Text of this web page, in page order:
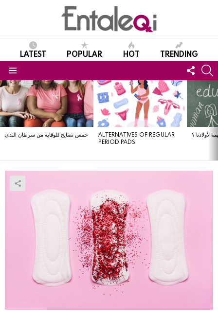
LATEST POPULAR HOT TRENDING
US
LATEST
STORIES
خمس نصايح للوقاية من سرطان الثدي
ALTERNATIVES OF REGULAR
PERIOD PADS
لأولادنا ؟